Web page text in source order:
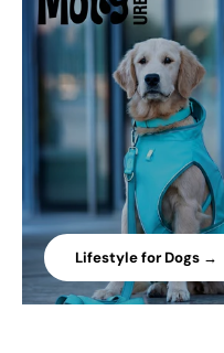
Lifestyle for Dogs →